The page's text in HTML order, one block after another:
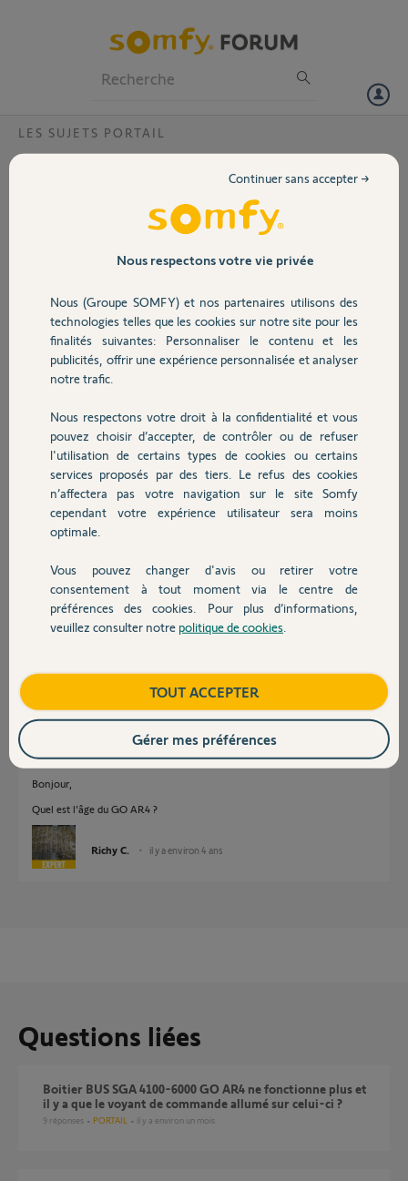
Volet
Sécurité
Domotique
Chauffage
Autres produits
Devis avec un pro
Contact
LES SUJETS PORTAIL
portail GO AR4 force de trop sur la butée
mon portail ne s arrête pas net a la butée a l ouverture le bras tord le
il y a presque 6 ans
Participer au fil de discussion
Bonjour,
Installation ancienne ou nouvelle ?
Quel est l'âge du GO AR4.
Bonjour, je pense que ce problème , je l'ai aussi , mais seulement sur un
il y a environ 4 ans
Bonjour,
Quel est l'âge du GO AR4 ?
Richy C. il y a environ 4 ans
Questions liées
boitier BUS SGA 4100-6000 GO AR4 ne fonctionne plus et
il y a que le voyant de commande allumé sur celui-ci ?
9 réponses PORTAIL il y a environ un mois
Nous respectons votre vie privée
Nous (Groupe SOMFY) et nos partenaires utilisons des
technologies telles que les cookies sur notre site pour les
finalités suivantes: Personnaliser le contenu et les
publicités, offrir une expérience personnalisée et analyser
notre trafic.
Nous respectons votre droit à la confidentialité et vous
pouvez choisir d’accepter, de contrôler ou de refuser
l'utilisation de certains types de cookies ou certains
services proposés par des tiers. Le refus des cookies
n’affectera pas votre navigation sur le site Somfy
cependant votre expérience utilisateur sera moins
optimale.
Vous pouvez changer d'avis ou retirer votre
consentement à tout moment via le centre de
préférences des cookies. Pour plus d’informations,
veuillez consulter notre politique de cookies
Continuer sans accepter →
TOUT ACCEPTER
Gérer mes préférences